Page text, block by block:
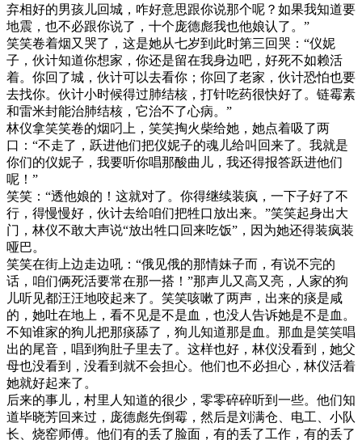
弃相好的男孩儿回城，咋好意思跟你说那个呢？如果我知道要
地震，也不必跟你说了，十个庞德彪我也他娘认了。”
笑笑卷着烟又哭了，这是她从七岁到此时第三回哭：“仪妮
子，伙计知道你想家，你还是留在我身边吧，好死不如赖活
着。你回了城，伙计可以去看你；你回了老家，伙计恐怕也要
去找你。伙计小时候得过肺结核，打针吃药很快好了。链霉素
和雷米封能治肺结核，它治不了心病。”
林仪拿笑笑卷的烟叼上，笑笑掏火柴给她，她点着吸了两
口：“不走了，跃进他们把仪妮子的魂儿给叫回来了。我就是
你们的仪妮子，我要听你唱那酸曲儿，我还得报答跃进他们
呢！”
笑笑：“透他娘的！这就对了。你得继续装疯，一下子好了不
行，得慢慢好，伙计去给咱们把牲口放出来。”笑笑起身出大
门，林仪不敢大声说“放出牲口回来吃饭”，因为她还得装疯装
哑巴。
笑笑在街上边走边吼：“俄见俄的那情妹子而，有说不完的
话，咱们俩死活要常在那一搭！”那声儿又高又亮，人家的狗
儿听见都汪汪地咬起来了。笑笑咳嗽了两声，出来的痰是咸
的，她吐在地上，看不见是不是血，也没人告诉她是不是血。
不知谁家的狗儿把那痰舔了，狗儿知道那是血。那血是笑笑唱
出的尾音，唱到狗肚子里去了。这样也好，林仪没看到，她父
母也没看到，没看到就不会担心。他们也不必担心，林仪活着
她就好起来了。
后来的事儿，村里人知道的很少，零零碎碎听到一些。他们知
道毕晓芳回来过，庞德彪先倒霉，然后是刘满仓、电工、小队
长、烧窑师傅。他们有的丢了脸面，有的丢了工作，有的丢了